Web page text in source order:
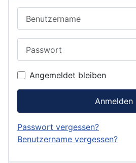
Angemeldet bleiben
Anmelden
Passwort vergessen?
Benutzername vergessen?